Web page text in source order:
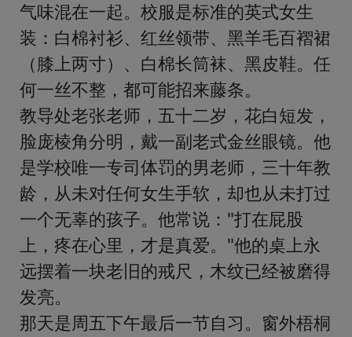
气味混在一起。校服是标准的英式女生
装：白棉衬衫、红丝领带、黑羊毛百褶裙
（膝上两寸）、白棉长筒袜、黑皮鞋。任
何一丝不整，都可能招来藤条。
教导处老张老师，五十二岁，花白短发，
脸庞棱角分明，戴一副老式金丝眼镜。他
是学校唯一专司体罚的男老师，三十年教
龄，从未对任何女生手软，却也从未打过
一个无辜的孩子。他常说："打在屁股
上，疼在心里，才是真爱。"他的桌上永
远摆着一块老旧的戒尺，木纹已经被磨得
发亮。
那天是周五下午最后一节自习。窗外梧桐